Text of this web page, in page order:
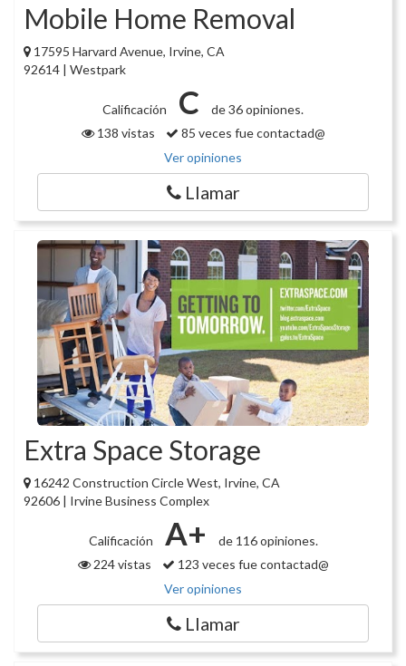
Mobile Home Removal
17595 Harvard Avenue, Irvine, CA
92614 | Westpark
Calificación C
de 36 opiniones.
138 vistas
85 veces fue contactad@
Ver opiniones
Llamar
Extra Space Storage
16242 Construction Circle West, Irvine, CA
92606 | Irvine Business Complex
Calificación A+
de 116 opiniones.
224 vistas
123 veces fue contactad@
Ver opiniones
Llamar